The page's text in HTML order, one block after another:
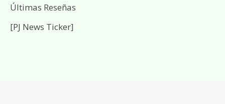
Últimas Reseñas
[PJ News Ticker]